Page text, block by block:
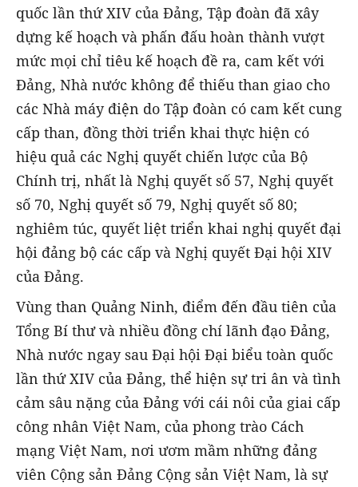
quốc lần thứ XIV của Đảng, Tập đoàn đã xây
dựng kế hoạch và phấn đấu hoàn thành vượt
mức mọi chỉ tiêu kế hoạch đề ra, cam kết với
Đảng, Nhà nước không để thiếu than giao cho
các Nhà máy điện do Tập đoàn có cam kết cung
cấp than, đồng thời triển khai thực hiện có
hiệu quả các Nghị quyết chiến lược của Bộ
Chính trị, nhất là Nghị quyết số 57, Nghị quyết
số 70, Nghị quyết số 79, Nghị quyết số 80;
nghiêm túc, quyết liệt triển khai nghị quyết đại
hội đảng bộ các cấp và Nghị quyết Đại hội XIV
của Đảng.
Vùng than Quảng Ninh, điểm đến đầu tiên của
Tổng Bí thư và nhiều đồng chí lãnh đạo Đảng,
Nhà nước ngay sau Đại hội Đại biểu toàn quốc
lần thứ XIV của Đảng, thể hiện sự tri ân và tình
cảm sâu nặng của Đảng với cái nôi của giai cấp
công nhân Việt Nam, của phong trào Cách
mạng Việt Nam, nơi ươm mầm những đảng
viên Cộng sản Đảng Cộng sản Việt Nam, là sự